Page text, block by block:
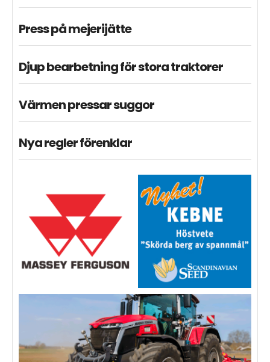
Press på mejerijätte
Djup bearbetning för stora traktorer
Värmen pressar suggor
Nya regler förenklar